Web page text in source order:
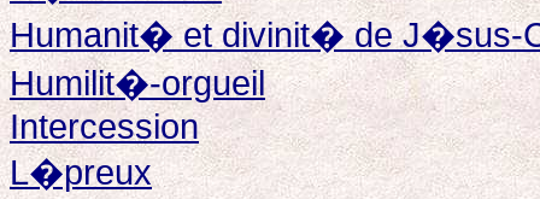
Humanit� et divinit� de J�sus-
Humilit�-orgueil
Intercession
L�preux